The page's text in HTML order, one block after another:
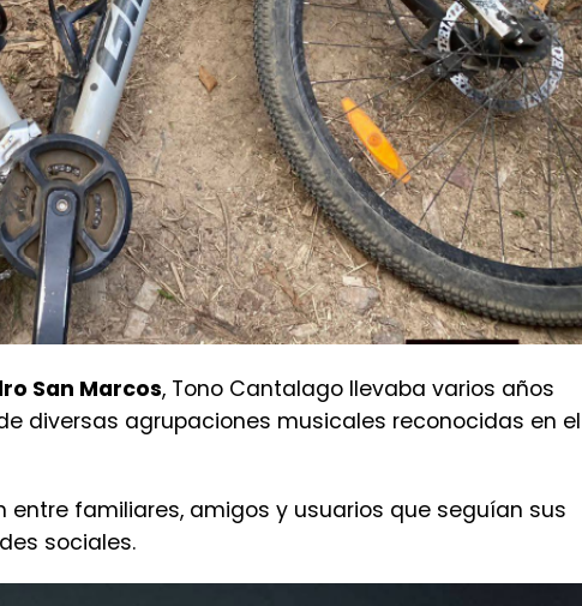
San Marcos, Tono Cantalago llevaba varios años
diversas agrupaciones musicales reconocidas en el
familiares, amigos y usuarios que seguían sus
sociales.